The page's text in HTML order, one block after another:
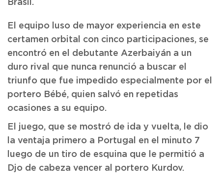
Brasil.
El equipo luso de mayor experiencia en este
certamen orbital con cinco participaciones, se
encontró en el debutante Azerbaiyán a un
duro rival que nunca renunció a buscar el
triunfo que fue impedido especialmente por el
portero Bébé, quien salvó en repetidas
ocasiones a su equipo.
El juego, que se mostró de ida y vuelta, le dio
la ventaja primero a Portugal en el minuto 7
luego de un tiro de esquina que le permitió a
Djo de cabeza vencer al portero Kurdov.